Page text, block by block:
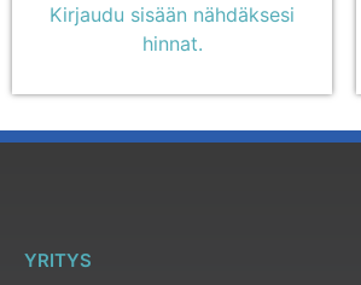
Kirjaudu sisään nähdäksesi
hinnat.
YRITYS